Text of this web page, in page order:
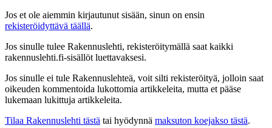
Jos et ole aiemmin kirjautunut sisään, sinun on ensin
rekisteröidyttävä täällä.
Jos sinulle tulee Rakennuslehti, rekisteröitymällä saat kaikki
rakennuslehti.fi-sisällöt luettavaksesi.
Jos sinulle ei tule Rakennuslehteä, voit silti rekisteröityä, jolloin saat
oikeuden kommentoida lukottomia artikkeleita, mutta et pääse
lukemaan lukittuja artikkeleita.
Tilaa Rakennuslehti tästä tai hyödynnä maksuton koejakso tästä.